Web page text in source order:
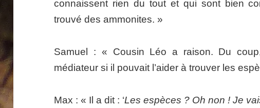
connaissent rien du tout et qui sont bien
trouvé des ammonites. »
Samuel : « Cousin Léo a raison. Du
médiateur si il pouvait l’aider à trouver les
Max : « Il a dit : ‘Les espèces ? Oh non ! Je